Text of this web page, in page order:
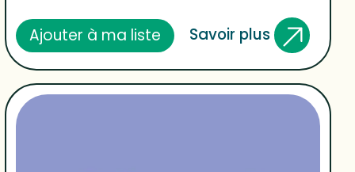
Ajouter à ma liste Savoir plus